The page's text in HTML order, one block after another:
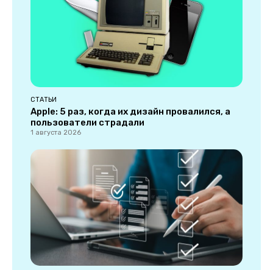
СТАТЬИ
Apple: 5 раз, когда их дизайн провалился, а
пользователи страдали
1 августа 2026